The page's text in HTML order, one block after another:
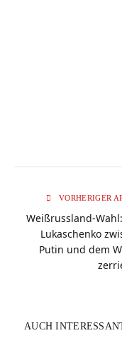
VORHERIGER
Weißrussland-
Lukaschenko
Putin und dem
AUCH